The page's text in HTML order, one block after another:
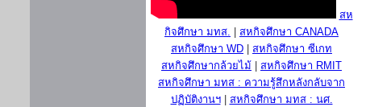
สห
กิจศึกษา มทส.
สหกิจศึกษา CANADA
สหกิจศึกษา WD
สหกิจศึกษา ซีเกท
สหกิจศึกษากล้วยไม้
สหกิจศึกษา RMIT
สหกิจศึกษา มทส : ความรู้สึกหลังกลับจาก
ปฏิบัติงานฯ| สหกิจศึกษา มทส : นศ.